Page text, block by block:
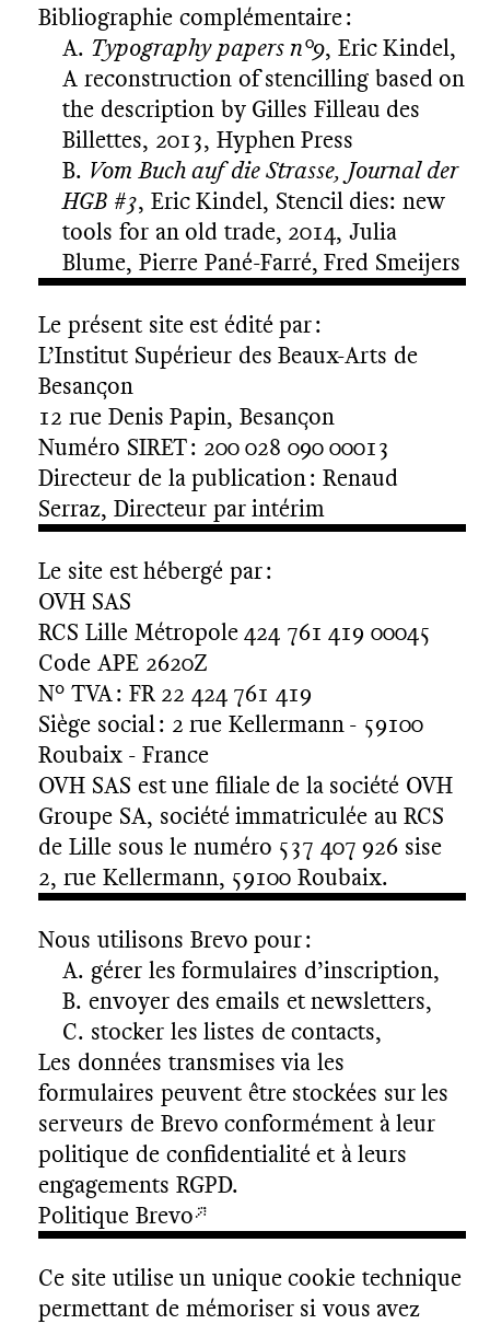
Bibliographie complémentaire :
Typography papers n°9, Eric Kindel,
A reconstruction of stencilling based on
the description by Gilles Filleau des
Billettes, 2013, Hyphen Press
Vom Buch auf die Strasse, Journal der
HGB #3, Eric Kindel, Stencil dies: new
tools for an old trade, 2014, Julia
Blume, Pierre Pané-Farré, Fred Smeijers
Le présent site est édité par :
L’Institut Supérieur des Beaux-Arts de
Besançon
12 rue Denis Papin, Besançon
Numéro SIRET : 200 028 090 00013
Directeur de la publication : Renaud
Serraz, Directeur par intérim
Le site est hébergé par :
OVH SAS
RCS Lille Métropole 424 761 419 00045
Code APE 2620Z
N° TVA : FR 22 424 761 419
Siège social : 2 rue Kellermann - 59100
Roubaix - France
OVH SAS est une filiale de la société OVH
Groupe SA, société immatriculée au RCS
de Lille sous le numéro 537 407 926 sise
2, rue Kellermann, 59100 Roubaix.
Nous utilisons Brevo pour :
gérer les formulaires d’inscription,
envoyer des emails et newsletters,
stocker les listes de contacts,
Les données transmises via les
formulaires peuvent être stockées sur les
serveurs de Brevo conformément à leur
politique de confidentialité et à leurs
engagements RGPD.
Politique Brevo
Ce site utilise un unique cookie technique
permettant de mémoriser si vous avez